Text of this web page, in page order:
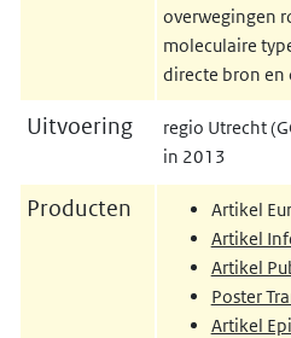
overwegingen
moleculaire
directe bron
Uitvoering
regio Utrecht
in 2013
Producten
Artikel
Artikel
Artikel
Poster
Artikel